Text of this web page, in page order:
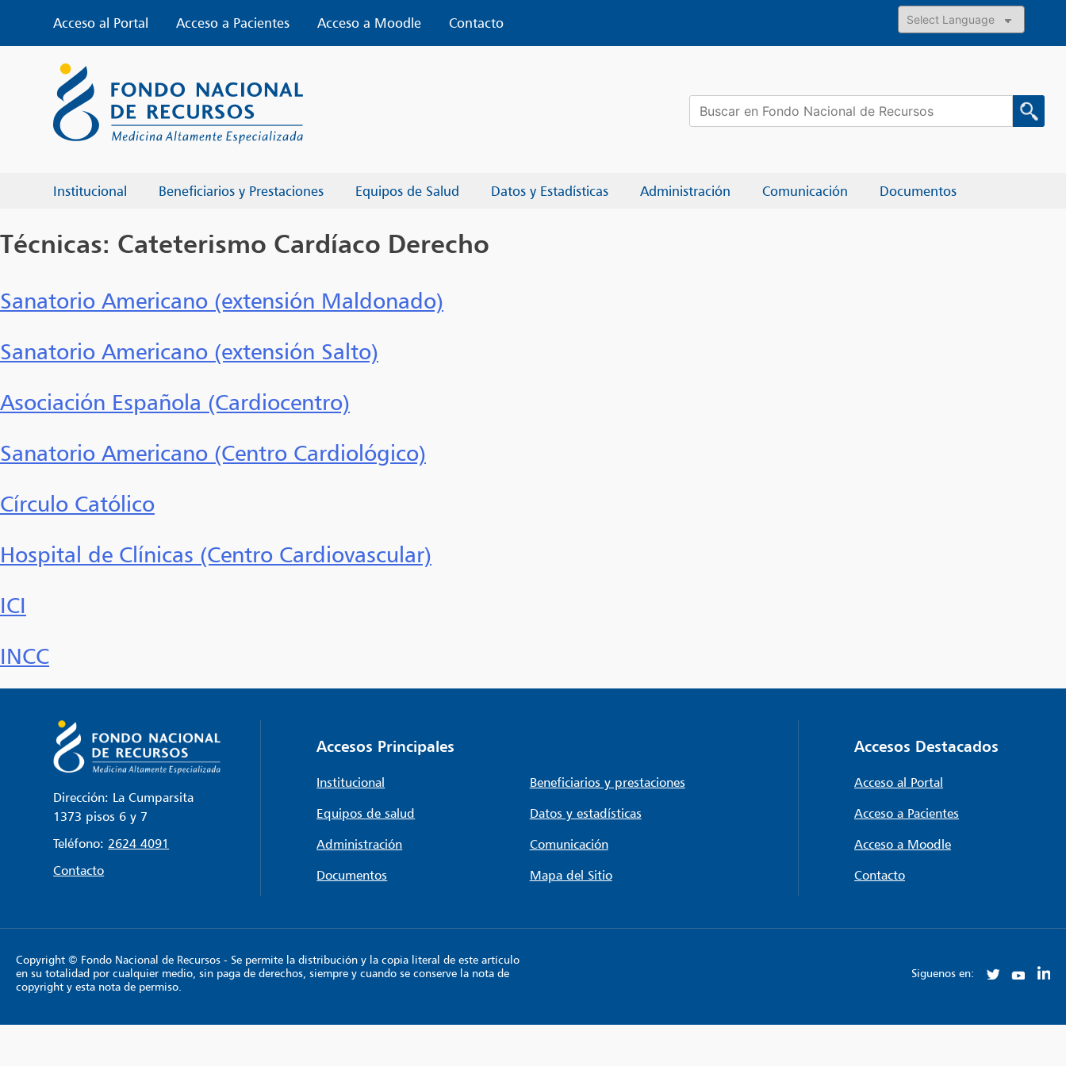
content
Acceso al Portal Acceso a Pacientes Acceso a Moodle
Contacto
Powered by
Institucional Beneficiarios y Prestaciones Equipos de Salud Datos y Estadísticas Administración Comunicación Documentos
Buscar:
Técnicas: Cateterismo Cardíaco Derecho
Sanatorio Americano (extensión Maldonado)
Sanatorio Americano (extensión Salto)
Asociación Española (Cardiocentro)
Sanatorio Americano (Centro Cardiológico)
Círculo Católico
Hospital de Clínicas (Centro Cardiovascular)
ICI
INCC
Dirección: La Cumparsita
1373 pisos 6 y 7
Teléfono: 2624 4091
Contacto
Accesos Principales
Institucional
Beneficiarios y prestaciones
Equipos de salud
Datos y estadísticas
Administración
Comunicación
Documentos
Mapa del Sitio
Accesos Destacados
Acceso al Portal
Acceso a Pacientes
Acceso a Moodle
Contacto
Copyright © Fondo Nacional de Recursos - Se permite la distribución y la copia literal de este artículo
en su totalidad por cualquier medio, sin paga de derechos, siempre y cuando se conserve la nota de
copyright y esta nota de permiso.
Siguenos en: